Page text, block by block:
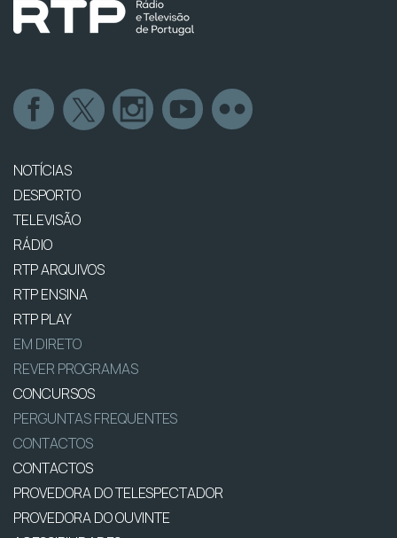
NOTÍCIAS
DESPORTO
TELEVISÃO
RÁDIO
RTP ARQUIVOS
RTP ENSINA
RTP PLAY
EM DIRETO
REVER PROGRAMAS
CONCURSOS
PERGUNTAS FREQUENTES
CONTACTOS
CONTACTOS
PROVEDORA DO TELESPECTADOR
PROVEDORA DO OUVINTE